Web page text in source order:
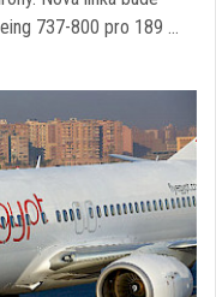
737-800 pro 189 …